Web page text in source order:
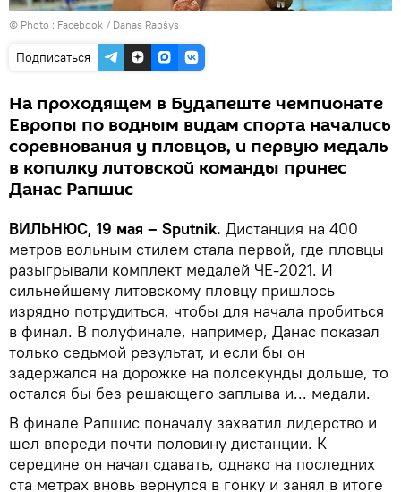
© Photo : Facebook / Danas Rapšys
Подписаться
На проходящем в Будапеште чемпионате
Европы по водным видам спорта начались
соревнования у пловцов, и первую медаль
в копилку литовской команды принес
Данас Рапшис
ВИЛЬНЮС, 19 мая – Sputnik. Дистанция на 400
метров вольным стилем стала первой, где пловцы
разыгрывали комплект медалей ЧЕ-2021. И
сильнейшему литовскому пловцу пришлось
изрядно потрудиться, чтобы для начала пробиться
в финал. В полуфинале, например, Данас показал
только седьмой результат, и если бы он
задержался на дорожке на полсекунды дольше, то
остался бы без решающего заплыва и... медали.
В финале Рапшис поначалу захватил лидерство и
шел впереди почти половину дистанции. К
середине он начал сдавать, однако на последних
ста метрах вновь вернулся в гонку и занял в итоге